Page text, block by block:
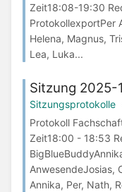
Zeit18:08-19:30
ProtokollexportPer
Helena, Magnus,
Lea, Luka...
Sitzung 2025-
Sitzungsprotokolle
Protokoll
Zeit18:00 - 18:53
AnwesendeJosias,
Annika, Per, Nath,